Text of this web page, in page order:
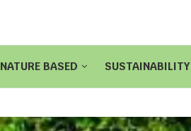
NATURE BASED SUSTAINABILITY